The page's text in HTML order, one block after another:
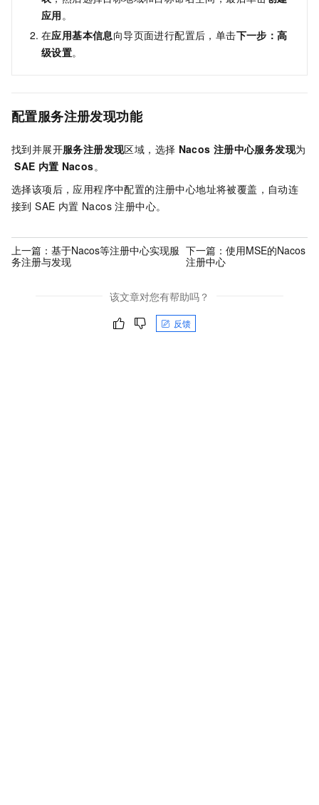
应用 。
在应用基本信息向导页面进行配置后，单击下一步：高
级设置。
配置服务注册发现功能
找到并展开服务注册发现区域，选择 Nacos 注册中心服务发现为
SAE 内置 Nacos。
选择该项后，应用程序中配置的注册中心地址将被覆盖，自动连
接到 SAE 内置 Nacos 注册中心。
上一篇： 基于Nacos等注册中心实现服
务注册与发现
下一篇： 使用MSE的Nacos
注册中心
该文章对您有帮助吗？
反馈